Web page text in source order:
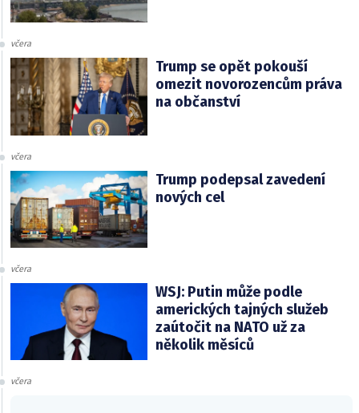
včera
Trump se opět pokouší
omezit novorozencům práva
na občanství
včera
Trump podepsal zavedení
nových cel
včera
WSJ: Putin může podle
amerických tajných služeb
zaútočit na NATO už za
několik měsíců
včera